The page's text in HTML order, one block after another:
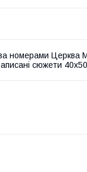
номерами Церква
сюжети